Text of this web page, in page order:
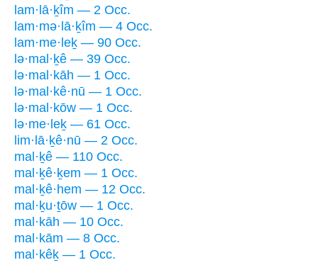
lam·lā·ḵîm — 2 Occ.
lam·mə·lā·ḵîm — 4 Occ.
lam·me·leḵ — 90 Occ.
lə·mal·ḵê — 39 Occ.
lə·mal·kāh — 1 Occ.
lə·mal·kê·nū — 1 Occ.
lə·mal·kōw — 1 Occ.
lə·me·leḵ — 61 Occ.
lim·lā·ḵê·nū — 2 Occ.
mal·ḵê — 110 Occ.
mal·ḵê·ḵem — 1 Occ.
mal·ḵê·hem — 12 Occ.
mal·ḵu·ṯōw — 1 Occ.
mal·kāh — 10 Occ.
mal·kām — 8 Occ.
mal·kêḵ — 1 Occ.